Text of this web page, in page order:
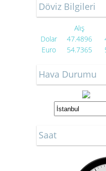
Döviz Bilgileri
Alış
Dolar
47.4896
Euro
54.7365
Hava Durumu
Saat